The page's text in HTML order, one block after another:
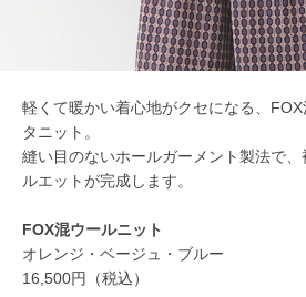
軽くて暖かい着心地がクセになる、
タニット。
縫い目のないホールガーメント製法で
ルエットが完成します。
FOX混ウールニット
オレンジ・ベージュ・ブルー
16,500円（税込）